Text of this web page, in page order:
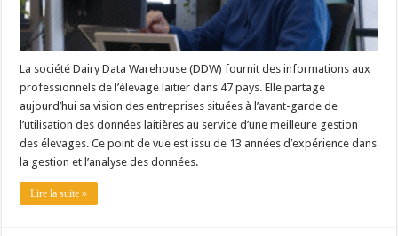
La société Dairy Data Warehouse (DDW) fournit des informations aux
professionnels de l’élevage laitier dans 47 pays. Elle partage
aujourd’hui sa vision des entreprises situées à l’avant-garde de
l’utilisation des données laitières au service d’une meilleure gestion
des élevages. Ce point de vue est issu de 13 années d’expérience dans
la gestion et l’analyse des données.
Lire la suite »